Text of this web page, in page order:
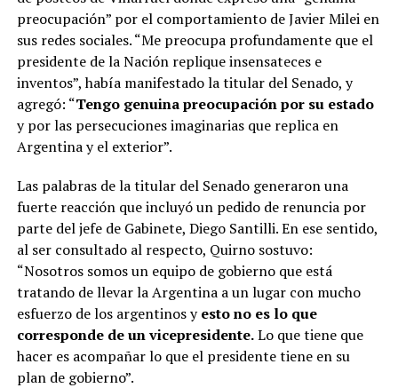
nuestra soberanía, que es lo más fundamental que
tenemos, nuestra tierra y nuestra riqueza natural
porque sin eso no vamos a tener futuro, no vamos a
tener destino”.
ADVERTISEMENT
preocupación” por el comportamiento de Javier Milei en
sus redes sociales. “Me preocupa profundamente que el
presidente de la Nación replique insensateces e
inventos”, había manifestado la titular del Senado, y
agregó: “Tengo genuina preocupación por su estado
y por las persecuciones imaginarias que replica en
Argentina y el exterior”.
Las palabras de la titular del Senado generaron una
fuerte reacción que incluyó un pedido de renuncia por
parte del jefe de Gabinete, Diego Santilli. En ese sentido,
al ser consultado al respecto, Quirno sostuvo:
“Nosotros somos un equipo de gobierno que está
tratando de llevar la Argentina a un lugar con mucho
esfuerzo de los argentinos yesto no es lo que
corresponde de un vicepresidente.Lo que tiene que
hacer es acompañar lo que el presidente tiene en su
plan de gobierno”.